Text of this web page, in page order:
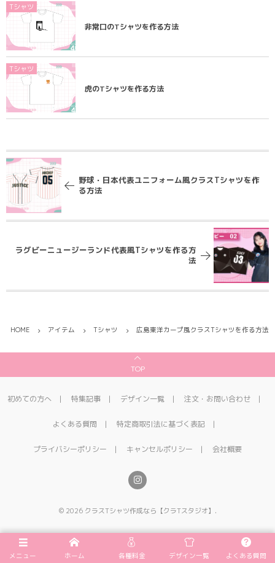
Tシャツ
非常口のTシャツを作る方法
Tシャツ
虎のTシャツを作る方法
野球・日本代表ユニフォーム風クラスTシャツを作
る方法
ラグビーニュージーランド代表風Tシャツを作る方
法
HOME アイテム Tシャツ 広島東洋カープ風クラスTシャツを作る方法
TOP
初めての方へ 特集記事 デザイン一覧 注文・お問い合わせ
よくある質問 特定商取引法に基づく表記
プライバシーポリシー キャンセルポリシー 会社概要
© 2026 クラスTシャツ作成なら【クラTスタジオ】 .
メニュー ホーム 各種料金 デザイン一覧 よくある質問